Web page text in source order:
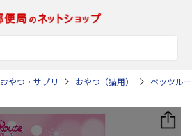
おやつ・サプリ おやつ（猫用） ペッツル